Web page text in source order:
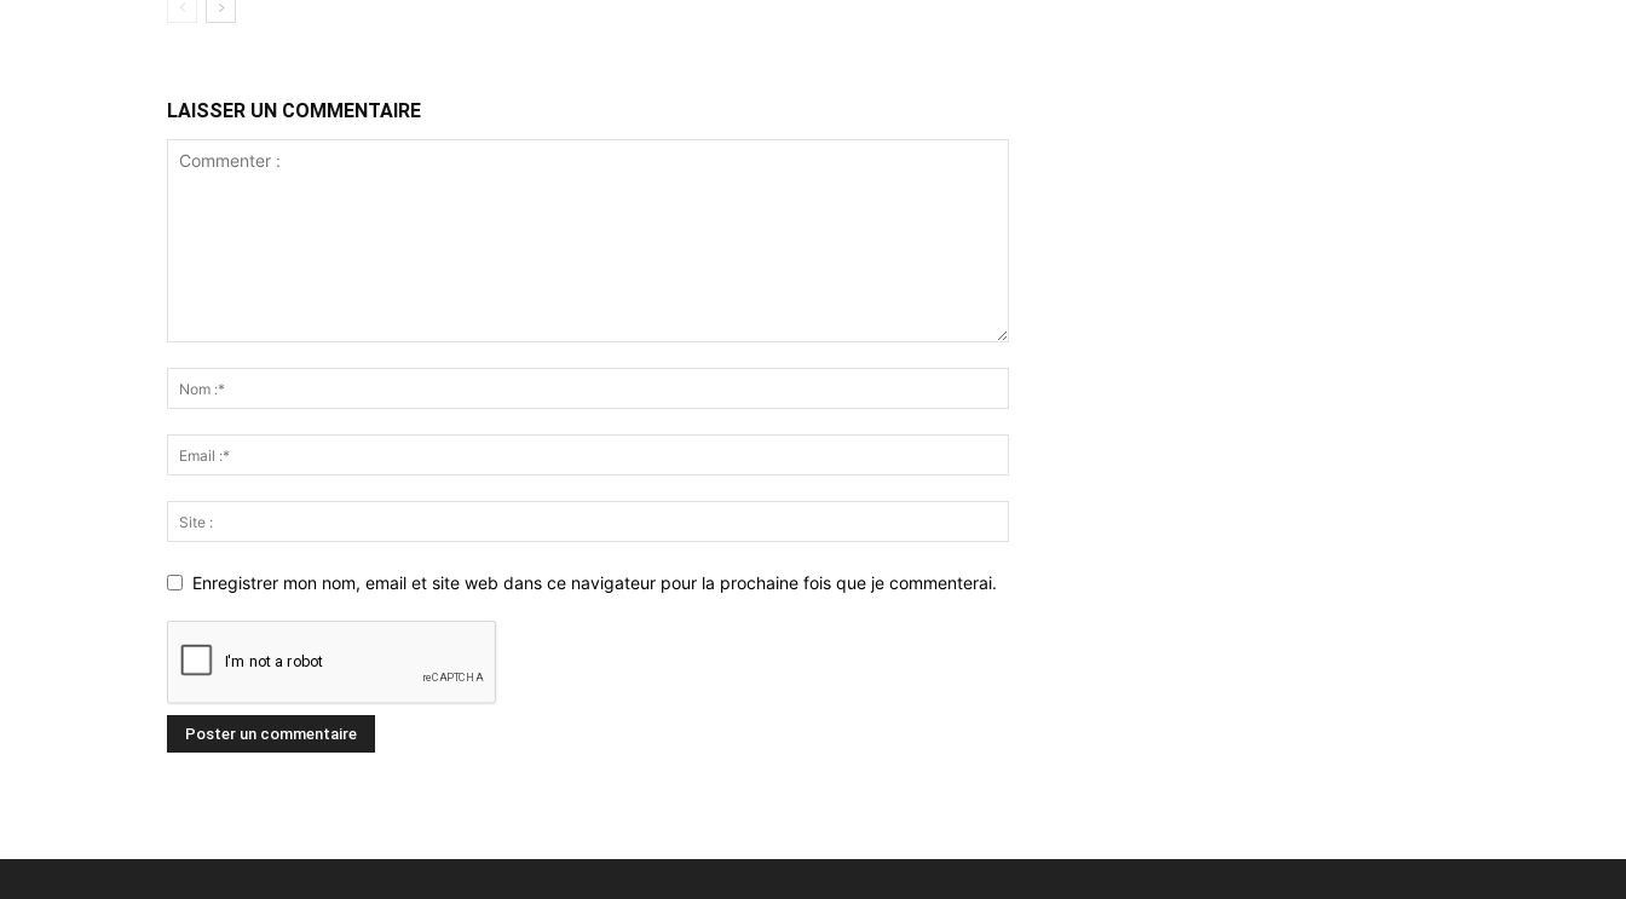
LAISSER UN COMMENTAIRE
Enregistrer mon nom, email et site web dans ce navigateur pour la prochaine fois que je commenterai.